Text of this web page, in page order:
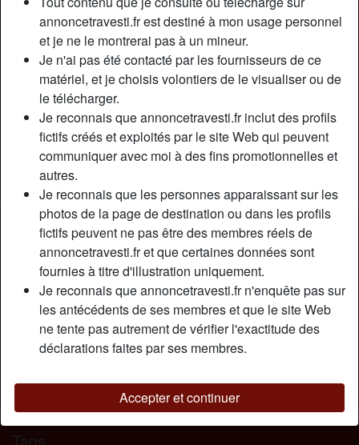
annoncetravesti.fr est destiné à mon usage personnel
et je ne le montrerai pas à un mineur.
Je n'ai pas été contacté par les fournisseurs de ce
matériel, et je choisis volontiers de le visualiser ou de
le télécharger.
Je reconnais que annoncetravesti.fr inclut des profils
fictifs créés et exploités par le site Web qui peuvent
communiquer avec moi à des fins promotionnelles et
autres.
Je reconnais que les personnes apparaissant sur les
photos de la page de destination ou dans les profils
fictifs peuvent ne pas être des membres réels de
annoncetravesti.fr et que certaines données sont
fournies à titre d'illustration uniquement.
Je reconnais que annoncetravesti.fr n'enquête pas sur
les antécédents de ses membres et que le site Web
ne tente pas autrement de vérifier l'exactitude des
déclarations faites par ses membres.
Accepter et continuer
Pays:
France
Département:
Moselle
Sexe:
Transexuelle
Sexualité:
Bisexuel(le)
Relation:
Couleur des cheveux:
Foncé
Couleur des yeux:
Brun
Poids:
68 Kg
Fumeur(euse):
Description
Petit cul accueillant et serré encore vierge à dépuceler à
prendre régulièrement et à faire jouir pour être une bonne
salope et suceuse. Je cherche homme avec grosse bite et
vicieux qui aime sucer embrasser et caresser, j'aimerais
me goder et doigté bisous.
Homme, Hétéro, Bisexuel(le)